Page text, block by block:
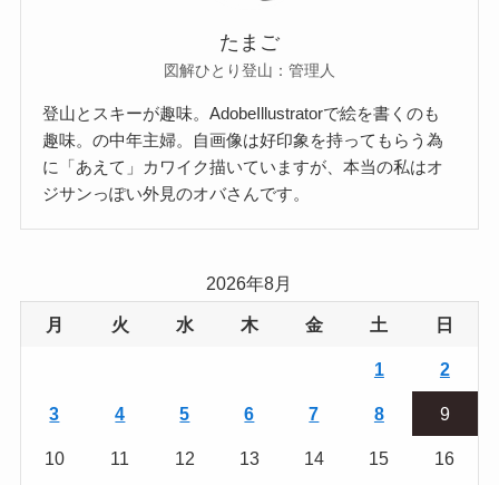
たまご
図解ひとり登山：管理人
登山とスキーが趣味。AdobeIllustratorで絵を書くのも
趣味。の中年主婦。自画像は好印象を持ってもらう為
に「あえて」カワイク描いていますが、本当の私はオ
ジサンっぽい外見のオバさんです。
2026年8月
月 火 水 木 金 土 日
1 2
3 4 5 6 7 8 9
10 11 12 13 14 15 16